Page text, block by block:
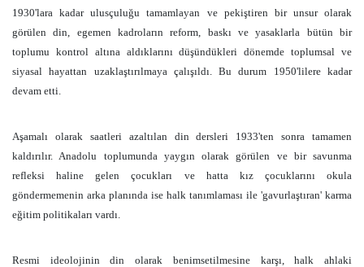
1930'lara kadar ulusçuluğu tamamlayan ve pekiştiren bir unsur olarak
görülen din, egemen kadroların reform, baskı ve yasaklarla bütün bir
toplumu kontrol altına aldıklarını düşündükleri dönemde toplumsal ve
siyasal hayattan uzaklaştırılmaya çalışıldı. Bu durum 1950'lilere kadar
devam etti.
Aşamalı olarak saatleri azaltılan din dersleri 1933'ten sonra tamamen
kaldırılır. Anadolu toplumunda yaygın olarak görülen ve bir savunma
refleksi haline gelen çocukları ve hatta kız çocuklarını okula
göndermemenin arka planında ise halk tanımlaması ile 'gavurlaştıran' karma
eğitim politikaları vardı.
Resmi ideolojinin din olarak benimsetilmesine karşı, halk ahlaki